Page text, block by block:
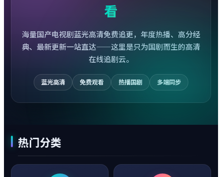
看
海量国产电视剧蓝光高清免费追更，年度热播、高分经
典、最新更新一站直达——这里是只为国剧而生的高清
在线追剧云。
蓝光高清 免费观看 热播国剧 多端同步
热门分类